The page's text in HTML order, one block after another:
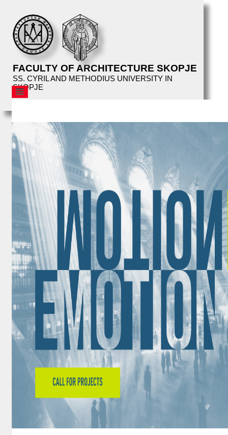
FACULTY OF ARCHITECTURE SKOPJE
SS. CYRIL AND METHODIUS UNIVERSITY IN
SKOPJE
AFS
EDUCATION
FACILITIES
LIBRARY
EVENTS
SUMMER SCHOOL
PUBLICATIONS
ALUMNI